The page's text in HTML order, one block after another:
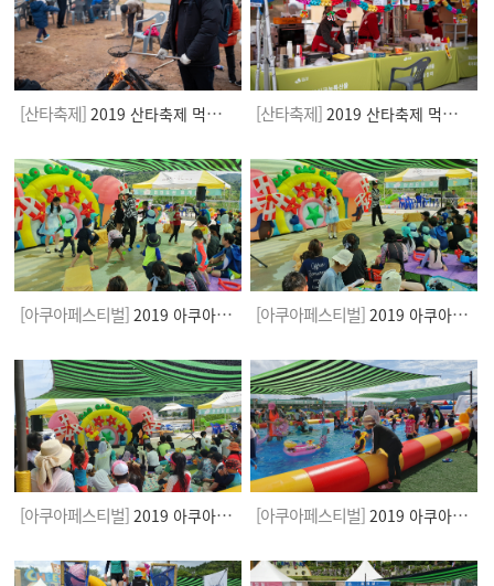
[산타축제] 2019 산타축제 먹거리,체험부스 [산타축제] 2019 산타축제 먹거리,체험부스
[아쿠아페스티벌] 2019 아쿠아페스티벌 [아쿠아페스티벌] 2019 아쿠아페스티벌
[아쿠아페스티벌] 2019 아쿠아페스티벌 [아쿠아페스티벌] 2019 아쿠아페스티벌